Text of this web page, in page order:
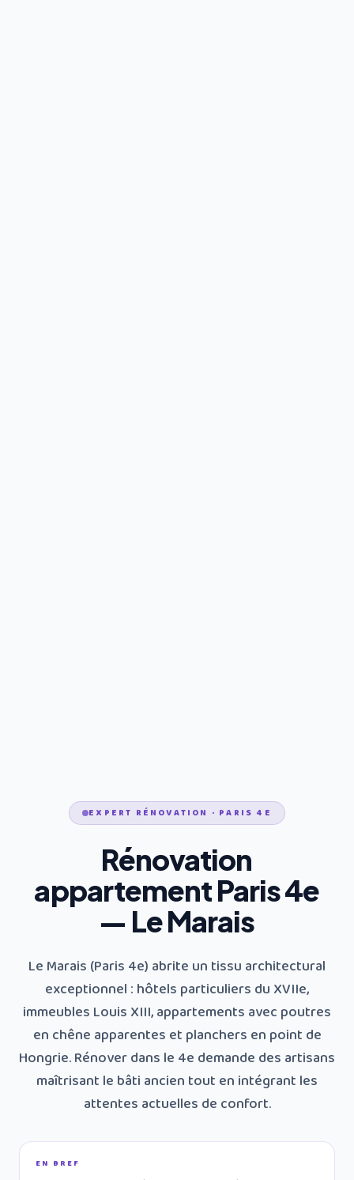
EXPERT RÉNOVATION · PARIS 4E
Rénovation
appartement Paris 4e
— Le Marais
Le Marais (Paris 4e) abrite un tissu architectural
exceptionnel : hôtels particuliers du XVIIe,
immeubles Louis XIII, appartements avec poutres
en chêne apparentes et planchers en point de
Hongrie. Rénover dans le 4e demande des artisans
maîtrisant le bâti ancien tout en intégrant les
attentes actuelles de confort.
EN BREF